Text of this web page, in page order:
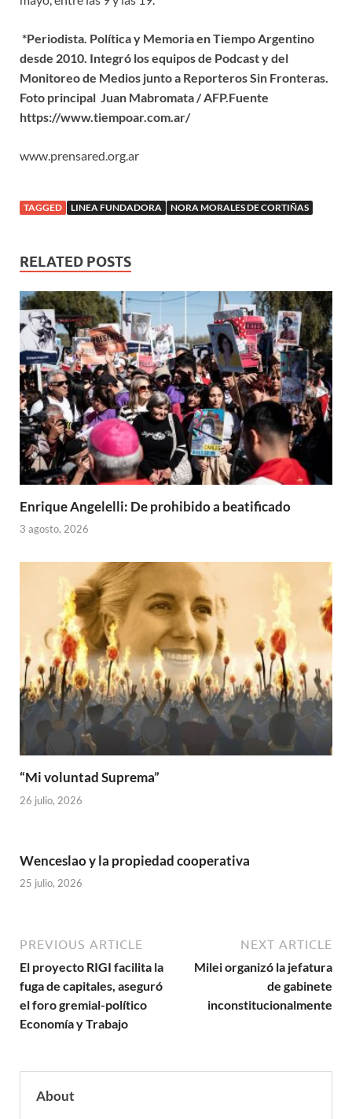
*Periodista. Política y Memoria en Tiempo Argentino
desde 2010. Integró los equipos de Podcast y del
Monitoreo de Medios junto a Reporteros Sin Fronteras.
Foto principal Juan Mabromata / AFP.Fuente
https://www.tiempoar.com.ar/
www.prensared.org.ar
TAGGED LINEA FUNDADORA NORA MORALES DE CORTIÑAS
RELATED POSTS
Enrique Angelelli: De prohibido a beatificado
3 agosto, 2026
“Mi voluntad Suprema”
26 julio, 2026
Wenceslao y la propiedad cooperativa
25 julio, 2026
PREVIOUS ARTICLE
El proyecto RIGI facilita la
fuga de capitales, aseguró
el foro gremial-político
Economía y Trabajo
NEXT ARTICLE
Milei organizó la jefatura
de gabinete
inconstitucionalmente
About